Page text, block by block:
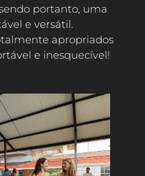
portanto, uma
e versátil.
apropriados
e inesquecível!